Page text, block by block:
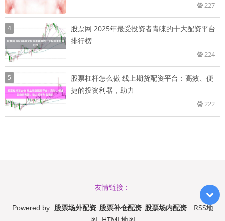
227
4
股票网 2025年最受投资者青睐的十大配资平台
排行榜
224
5
股票杠杆怎么做 线上期货配资平台：高效、便
捷的投资利器，助力
222
友情链接：
Powered by 股票场外配资_股票补仓配资_股票场内配资
RSS地